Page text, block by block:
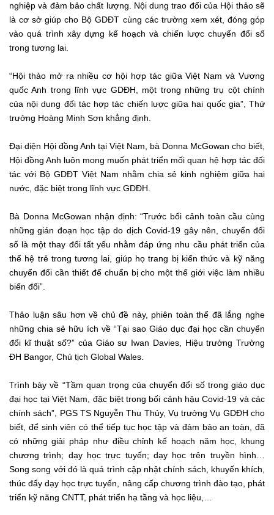
nghiệp và đảm bảo chất lượng. Nội dung trao đổi của Hội thảo sẽ
là cơ sở giúp cho Bộ GDĐT cùng các trường xem xét, đóng góp
vào quá trình xây dựng kế hoạch và chiến lược chuyển đổi số
trong tương lai.
“Hội thảo mở ra nhiều cơ hội hợp tác giữa Việt Nam và Vương
quốc Anh trong lĩnh vực GDĐH, một trong những trụ cột chính
của nội dung đối tác hợp tác chiến lược giữa hai quốc gia”, Thứ
trưởng Hoàng Minh Sơn khẳng định.
Đại diện Hội đồng Anh tại Việt Nam, bà Donna McGowan cho biết,
Hội đồng Anh luôn mong muốn phát triển mối quan hệ hợp tác đối
tác với Bộ GDĐT Việt Nam nhằm chia sẻ kinh nghiệm giữa hai
nước, đặc biệt trong lĩnh vực GDĐH.
Bà Donna McGowan nhận định: “Trước bối cảnh toàn cầu cùng
những gián đoạn học tập do dịch Covid-19 gây nên, chuyển đổi
số là một thay đổi tất yếu nhằm đáp ứng nhu cầu phát triển của
thế hệ trẻ trong tương lai, giúp họ trang bị kiến thức và kỹ năng
chuyển đổi cần thiết để chuẩn bị cho một thế giới việc làm nhiều
biến đổi”.
Thảo luận sâu hơn về chủ đề này, phiên toàn thể đã lắng nghe
những chia sẻ hữu ích về “Tại sao Giáo dục đại học cần chuyển
đổi kĩ thuật số?” của Giáo sư Iwan Davies, Hiệu trưởng Trường
ĐH Bangor, Chủ tịch Global Wales.
Trình bày về “Tầm quan trọng của chuyển đổi số trong giáo dục
đại học tại Việt Nam, đặc biệt trong bối cảnh hậu Covid-19 và các
chính sách”, PGS TS Nguyễn Thu Thủy, Vụ trưởng Vụ GDĐH cho
biết, để sinh viên có thể tiếp tục học tập và đảm bảo an toàn, đã
có những giải pháp như điều chỉnh kế hoạch năm học, khung
chương trình; dạy học trực tuyến; dạy học trên truyền hình…
Song song với đó là quá trình cập nhật chính sách, khuyến khích,
thúc đẩy dạy học trực tuyến, nâng cấp chương trình đào tạo, phát
triển kỹ năng CNTT, phát triển hạ tầng và học liệu,…